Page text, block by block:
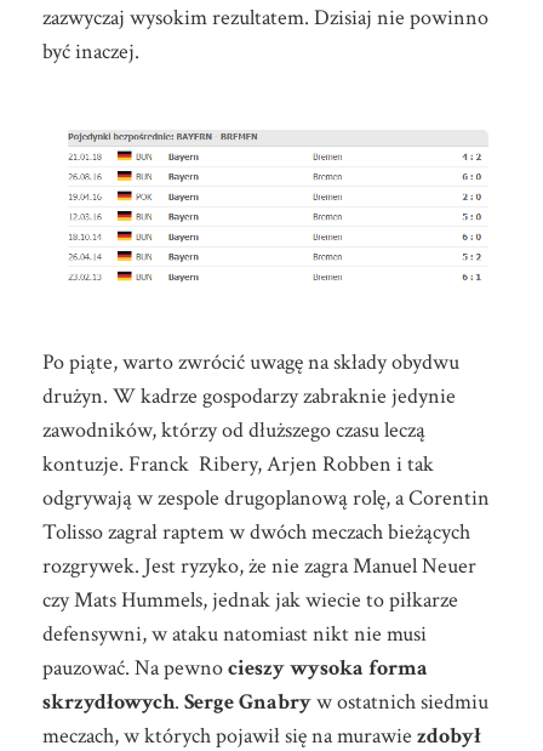
zazwyczaj wysokim rezultatem. Dzisiaj nie powinno
być inaczej.
Po piąte, warto zwrócić uwagę na składy obydwu
drużyn. W kadrze gospodarzy zabraknie jedynie
zawodników, którzy od dłuższego czasu leczą
kontuzje. Franck Ribery, Arjen Robben i tak
odgrywają w zespole drugoplanową rolę, a Corentin
Tolisso zagrał raptem w dwóch meczach bieżących
rozgrywek. Jest ryzyko, że nie zagra Manuel Neuer
czy Mats Hummels, jednak jak wiecie to piłkarze
defensywni, w ataku natomiast nikt nie musi
pauzować. Na pewnocieszy wysoka forma
skrzydłowych. Serge Gnabryw ostatnich siedmiu
meczach, w których pojawił się na murawie zdobył